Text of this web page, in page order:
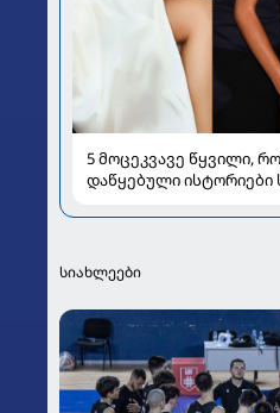
5 მოცეკვავე წყვილი,
დაწყებული ისტორიები
სიახლეები